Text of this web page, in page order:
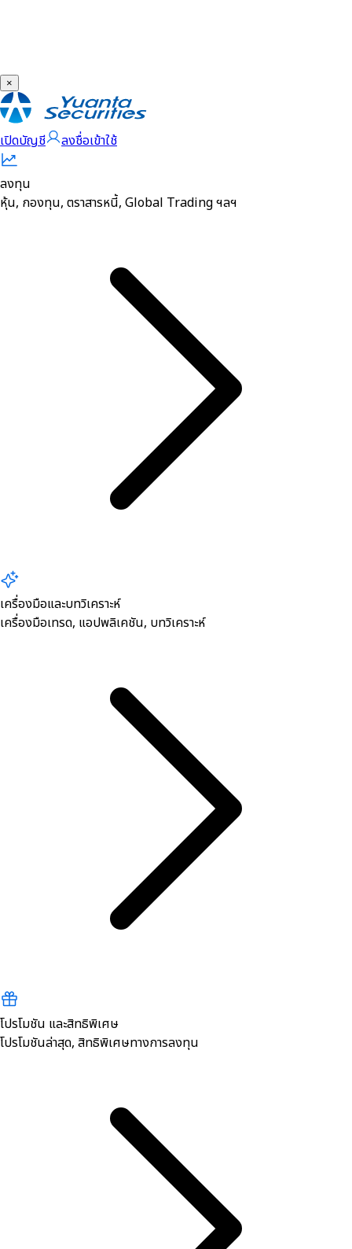
×
เปิดบัญชี ลงชื่อเข้าใช้
ลงทุน
หุ้น, กองทุน, ตราสารหนี้, Global Trading ฯลฯ
เครื่องมือและบทวิเคราะห์
เครื่องมือเทรด, ​แอปพลิเคชัน, บทวิเคราะห์
โปรโมชัน และสิทธิพิเศษ
โปรโมชันล่าสุด, สิทธิพิเศษทางการลงทุน